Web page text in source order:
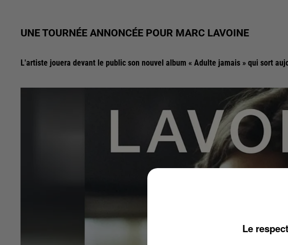
UNE TOURNÉE ANNONCÉE POUR MARC LAVOINE
L'artiste jouera devant le public son nouvel album « Adulte jamais » qui sort
Le